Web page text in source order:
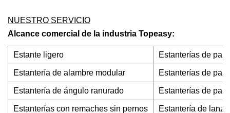
NUESTRO SERVICIO
Alcance comercial de la industria Topeasy:
Estante ligero Estanterías de
Estantería de alambre modular Estanterías de
Estantería de ángulo ranurado Estanterías de
Estanterías con remaches sin pernos Estantería de